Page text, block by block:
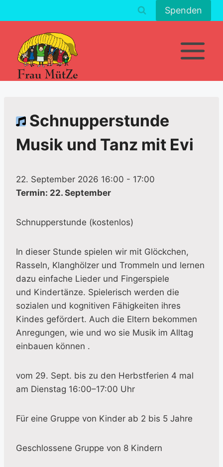
Inhalt
Spenden
Schnupperstunde
Musik und Tanz mit Evi
22. September 2026 16:00 - 17:00
Termin: 22. September
Schnupperstunde (kostenlos)
In dieser Stunde spielen wir mit Glöckchen,
Rasseln, Klanghölzer und Trommeln und lernen
dazu einfache Lieder und Fingerspiele
und Kindertänze. Spielerisch werden die
sozialen und kognitiven Fähigkeiten ihres
Kindes gefördert. Auch die Eltern bekommen
Anregungen, wie und wo sie Musik im Alltag
einbauen können .
vom 29. Sept. bis zu den Herbstferien 4 mal
am Dienstag 16:00–17:00 Uhr
Für eine Gruppe von Kinder ab 2 bis 5 Jahre
Geschlossene Gruppe von 8 Kindern